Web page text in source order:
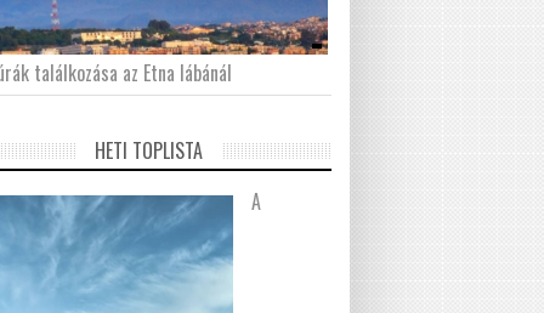
találkozása az Etna lábánál
HETI TOPLISTA
A